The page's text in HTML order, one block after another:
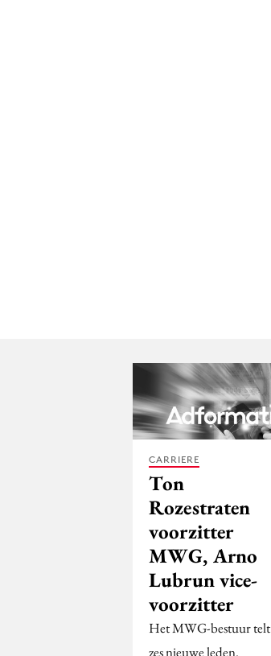
CARRIERE
Ton
Rozestraten
voorzitter
MWG, Arno
Lubrun vice-
voorzitter
Het MWG-bestuur telt
zes nieuwe leden.